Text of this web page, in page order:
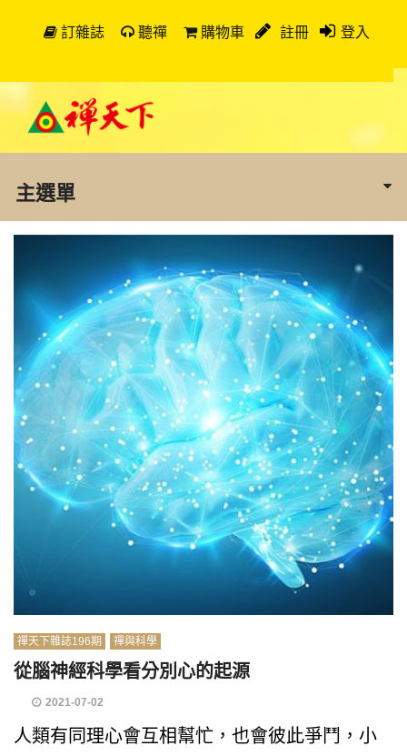
訂雜誌 聽禪 購物車 註冊 登入
主選單
禪天下雜誌196期 禪與科學
從腦神經科學看分別心的起源
2021-07-02
人類有同理心會互相幫忙，也會彼此爭鬥，小